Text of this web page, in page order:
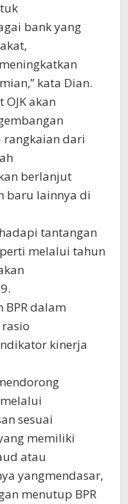
bank yang
kata Dian.
akan
rangkaian dari
berlanjut
baru lainnya di
tantangan
melalui tahun
BPR dalam
kinerja
sesuai
memiliki
atau
yangmendasar,
menutup BPR